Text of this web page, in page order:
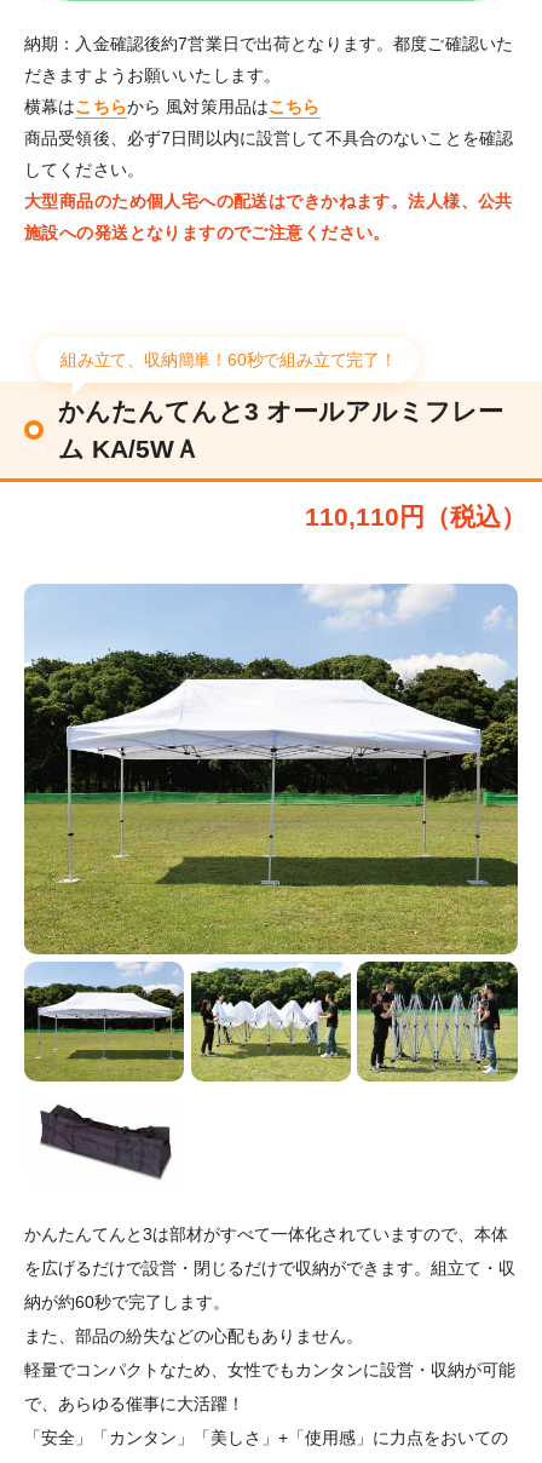
納期：入金確認後約7営業日で出荷となります。都度ご確認いた
だきますようお願いいたします。
横幕はこちらから 風対策用品はこちら
商品受領後、必ず7日間以内に設営して不具合のないことを確認
してください。
大型商品のため個人宅への配送はできかねます。法人様、公共
施設への発送となりますのでご注意ください。
組み立て、収納簡単！60秒で組み立て完了！
かんたんてんと3 オールアルミフレー
ム KA/5WＡ
110,110円（税込）
かんたんてんと3は部材がすべて一体化されていますので、本体
を広げるだけで設営・閉じるだけで収納ができます。組立て・収
納が約60秒で完了します。
また、部品の紛失などの心配もありません。
軽量でコンパクトなため、女性でもカンタンに設営・収納が可能
で、あらゆる催事に大活躍！
「安全」「カンタン」「美しさ」+「使用感」に力点をおいての